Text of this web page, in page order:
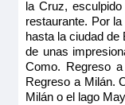
la Cruz,
restaurante. Por
hasta la ciudad de
de unas
Como. Regreso
Regreso a Milán.
Milán o el lago